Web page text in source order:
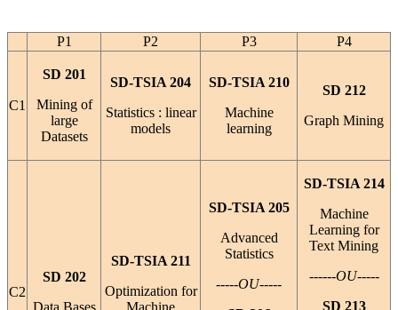
P1 P2 P3 P4
C1
SD 201
Mining of
large
Datasets
SD-TSIA 204
Statistics : linear
models
SD-TSIA 210
Machine
learning
SD 212
Graph Mining
C2
SD 202
Data Bases
SD-TSIA 211
Optimization for
Machine
SD-TSIA 205
Advanced
Statistics
-----OU-----
SD-TSIA 214
Machine
Learning for
Text Mining
------OU-----
SD 213